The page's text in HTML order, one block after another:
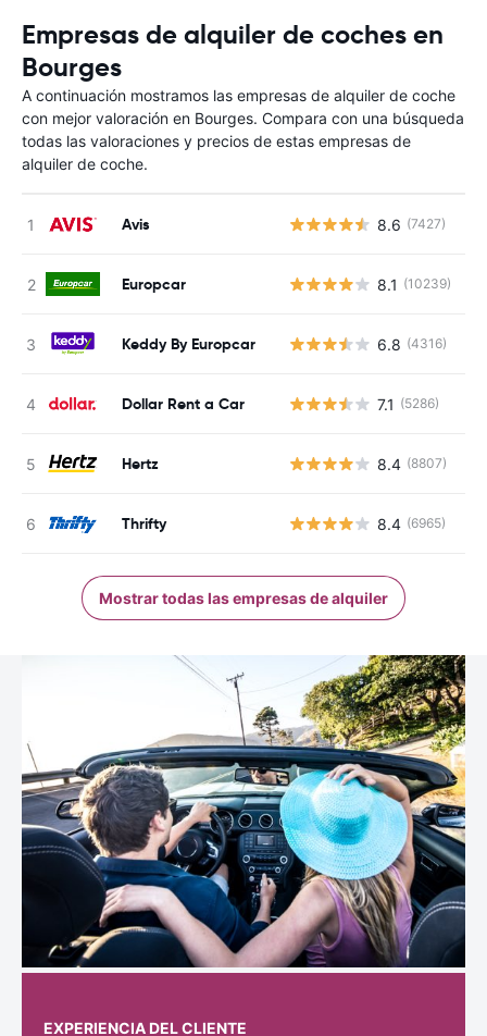
Empresas de alquiler de coches en
Bourges
A continuación mostramos las empresas de alquiler de coche
con mejor valoración en Bourges. Compara con una búsqueda
todas las valoraciones y precios de estas empresas de
alquiler de coche.
Avis 8.6 (7427)
Europcar 8.1 (10239)
Keddy By Europcar 6.8 (4316)
Dollar Rent a Car 7.1 (5286)
Hertz 8.4 (8807)
Thrifty 8.4 (6965)
Mostrar todas las empresas de alquiler
EXPERIENCIA DEL CLIENTE